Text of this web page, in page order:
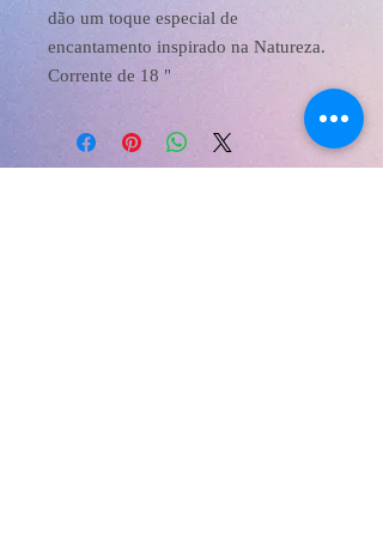
dão um toque especial de
encantamento inspirado na Natureza.
Corrente de 18 "